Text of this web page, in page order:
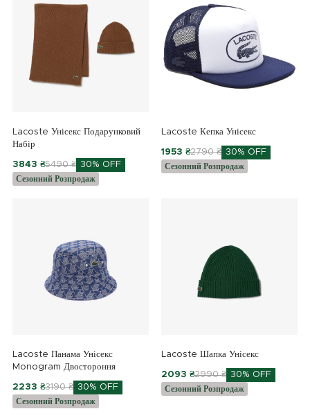
Lacoste Унісекс Подарунковий
Набір
3843 ₴5490 ₴ 30% OFF
Сезонний Розпродаж
Lacoste Кепка Унісекс
1953 ₴2790 ₴ 30% OFF
Сезонний Розпродаж
Lacoste Панама Унісекс
Monogram Двостороння
2233 ₴3190 ₴ 30% OFF
Сезонний Розпродаж
Lacoste Шапка Унісекс
2093 ₴2990 ₴ 30% OFF
Сезонний Розпродаж